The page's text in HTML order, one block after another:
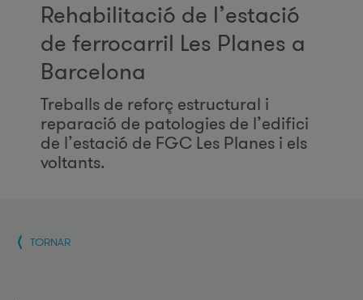
Rehabilitació de l’estació
de ferrocarril Les Planes a
Barcelona
Treballs de reforç estructural i
reparació de patologies de l’edifici
de l’estació de FGC Les Planes i els
voltants.
TORNAR